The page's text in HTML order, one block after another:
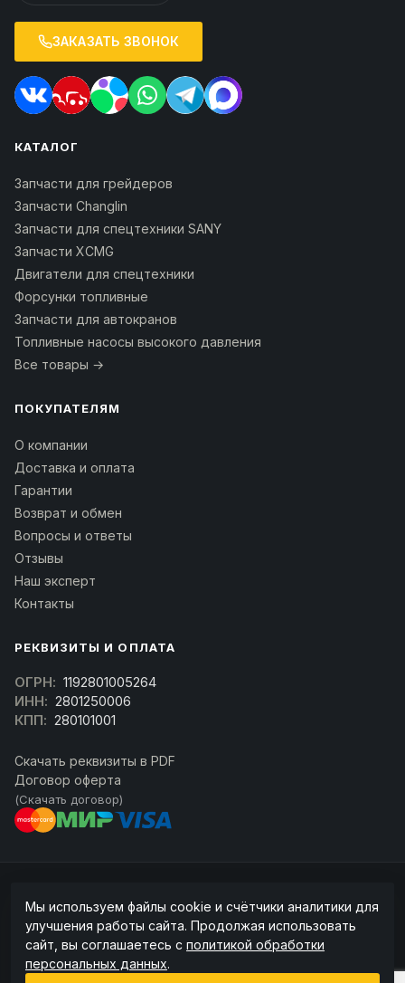
ЗАКАЗАТЬ ЗВОНОК
КАТАЛОГ
Запчасти для грейдеров
Запчасти Changlin
Запчасти для спецтехники SANY
Запчасти XCMG
Двигатели для спецтехники
Форсунки топливные
Запчасти для автокранов
Топливные насосы высокого давления
Все товары →
ПОКУПАТЕЛЯМ
О компании
Доставка и оплата
Гарантии
Возврат и обмен
Вопросы и ответы
Отзывы
Наш эксперт
Контакты
РЕКВИЗИТЫ И ОПЛАТА
ОГРН: 1192801005264
ИНН: 2801250006
КПП: 280101001
Скачать реквизиты в PDF
Договор оферта
(Скачать договор)
ссылка на источник обязательна.
Информация на сайте не является публичной офертой (ст. 437 ГК РФ).
Точную стоимость и наличие уточняйте у менеджера.
Политика конфиденциальности
Мы используем файлы cookie и счётчики аналитики для
улучшения работы сайта. Продолжая использовать
сайт, вы соглашаетесь с политикой обработки
персональных данных.